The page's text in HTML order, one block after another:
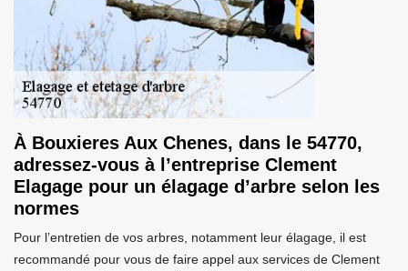
À Bouxieres Aux Chenes, dans le 54770,
adressez-vous à l’entreprise Clement
Elagage pour un élagage d’arbre selon les
normes
Pour l’entretien de vos arbres, notamment leur élagage, il est
recommandé pour vous de faire appel aux services de Clement